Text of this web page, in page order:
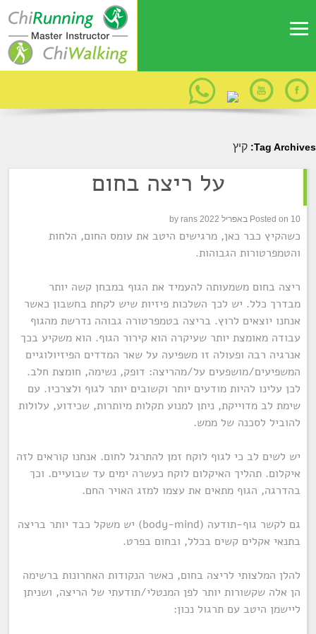
Tag Archives: קיץ
על ריצה בחום
Posted on 10 באפריל 2022 by rans
כשהקיץ כבר כאן, מרגישים היטב את עומס החום, הלחות
והטמפרטורות הגבוהות.
ריצה בחום משמעותה להעמיד את הגוף במבחן קשה יותר
מבדרך כלל. יש לכך השלכות פיזיות שיש לקחת בחשבון כאשר
אנחנו יוצאים לרוץ. בריצה בטמפרטורה גבוהה נדרשת מהגוף
עבודה מאומצת יותר שעיקרה הוא קירור הגוף. הוא משקיע בכך
אנרגיה רבה ופעולה זו משפיעה על שאר המדדים הפיזיולוגיים
המשפיעים/מושפעים על/מהריצה: דופק, נשימה, חומצת חלב.
לכן עלינו להיות מודעים יותר וקשובים יותר לגוף ולצרכיו. עם
שימת לב מדוייקת, ניתן למנוע תקלות מיותרות, שכידוע, עלולות
להוביל לסכנה של ממש.
יש לשים לב כי לגוף לוקח זמן להתרגל לחום. אנחנו קוראים לזה
איקלום. תהליך האיקלום לוקח כעשרה ימים עד שבועיים. וכך
בהדרגה, הגוף מתאים את עצמו למזג האויר החם.
גם לקשר גוף-תודעה (body-mind) יש משקל כבד יותר בריצה
בתנאי אקלים קשים בכלל, ובחום בפרט.
להלן המלצותי לריצה בחום, כאשר הנקודות האחרונות ברשימה
הן אלה שקשורות יותר לפן המנטלי/תודעתי של הריצה, ושניתן
ליישמן היטב עם תרגול נכון: